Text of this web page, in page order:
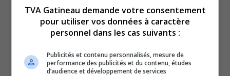
traduction), et la troisième concernant les façons de
s’acquitter de l’amende.
Sur les pages en français et en anglais doivent être
le numéro du constat;
TVA Gatineau demande votre consentement
pour utiliser vos données à caractère
personnel dans les cas suivants :
Publicités et contenu personnalisés, mesure de
performance des publicités et du contenu, études
d’audience et développement de services